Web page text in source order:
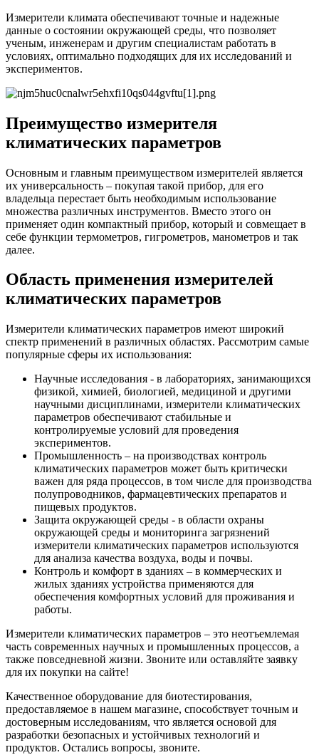
Измерители климата обеспечивают точные и надежные
данные о состоянии окружающей среды, что позволяет
ученым, инженерам и другим специалистам работать в
условиях, оптимально подходящих для их исследований и
экспериментов.
Преимущество измерителя
климатических параметров
Основным и главным преимуществом измерителей является
их универсальность – покупая такой прибор, для его
владельца перестает быть необходимым использование
множества различных инструментов. Вместо этого он
применяет один компактный прибор, который и совмещает в
себе функции термометров, гигрометров, манометров и так
далее.
Область применения измерителей
климатических параметров
Измерители климатических параметров имеют широкий
спектр применений в различных областях. Рассмотрим самые
популярные сферы их использования:
Научные исследования - в лабораториях, занимающихся
физикой, химией, биологией, медициной и другими
научными дисциплинами, измерители климатических
параметров обеспечивают стабильные и
контролируемые условий для проведения
экспериментов.
Промышленность – на производствах контроль
климатических параметров может быть критически
важен для ряда процессов, в том числе для производства
полупроводников, фармацевтических препаратов и
пищевых продуктов.
Защита окружающей среды - в области охраны
окружающей среды и мониторинга загрязнений
измерители климатических параметров используются
для анализа качества воздуха, воды и почвы.
Контроль и комфорт в зданиях – в коммерческих и
жилых зданиях устройства применяются для
обеспечения комфортных условий для проживания и
работы.
Измерители климатических параметров – это неотъемлемая
часть современных научных и промышленных процессов, а
также повседневной жизни. Звоните или оставляйте заявку
для их покупки на сайте!
Качественное оборудование для биотестирования,
предоставляемое в нашем магазине, способствует точным и
достоверным исследованиям, что является основой для
разработки безопасных и устойчивых технологий и
продуктов. Остались вопросы, звоните.